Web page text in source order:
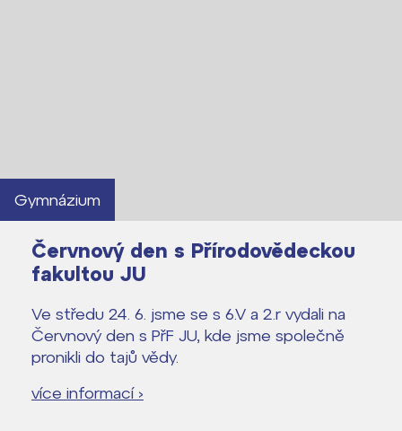
Gymnázium
Červnový den s Přírodovědeckou
fakultou JU
Ve středu 24. 6. jsme se s 6.V a 2.r vydali na
Červnový den s PřF JU, kde jsme společně
pronikli do tajů vědy.
více informací ›
Kontakt